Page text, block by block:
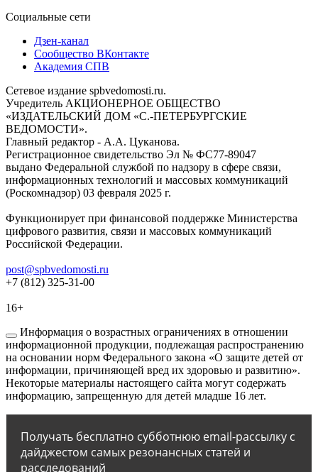
Социальные сети
Дзен-канал
Сообщество ВКонтакте
Академия СПВ
Сетевое издание spbvedomosti.ru.
Учредитель АКЦИОНЕРНОЕ ОБЩЕСТВО
«ИЗДАТЕЛЬСКИЙ ДОМ «С.-ПЕТЕРБУРГСКИЕ
ВЕДОМОСТИ».
Главный редактор - А.А. Цуканова.
Регистрационное свидетельство Эл № ФС77-89047
выдано Федеральной службой по надзору в сфере связи,
информационных технологий и массовых коммуникаций
(Роскомнадзор) 03 февраля 2025 г.
Функционирует при финансовой поддержке Министерства
цифрового развития, связи и массовых коммуникаций
Российской Федерации.
post@spbvedomosti.ru
+7 (812) 325-31-00
16+
Информация о возрастных ограничениях в отношении
информационной продукции, подлежащая распространению
на основании норм Федерального закона «О защите детей от
информации, причиняющей вред их здоровью и развитию».
Некоторые материалы настоящего сайта могут содержать
информацию, запрещенную для детей младше 16 лет.
Получать бесплатно субботнюю email-рассылку с
дайджестом самых резонансных статей и
расследований